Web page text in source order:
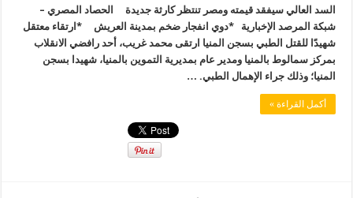
السد العالي سيفقد قيمته ومصر تنتظر كارثة جديدة الحصاد المصري –
شبكة المرصد الإخبارية *دوي انفجار ضخم بمدينة العريش *ارتقاء معتقل
شهيدًا للقتل الطبي بسجن المنيا ارتقى محمد غريب، أحد رافضي الانقلاب
بمركز سمالوط بالمنيا ومدير عام بمديرية التموين بالمنيا، شهيدا بسجن
المنيا؛ وذلك جراء الإهمال الطبي. …
أكمل القراءة »